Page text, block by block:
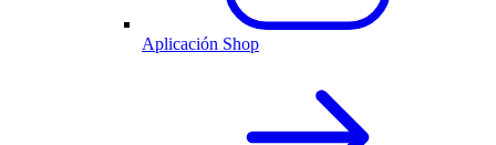
Aplicación Shop